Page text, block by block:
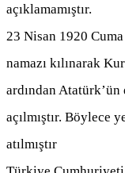
açıklamamıştır.
23 Nisan 1920
namazı kılınarak
ardından
açılmıştır. Böylece
atılmıştır